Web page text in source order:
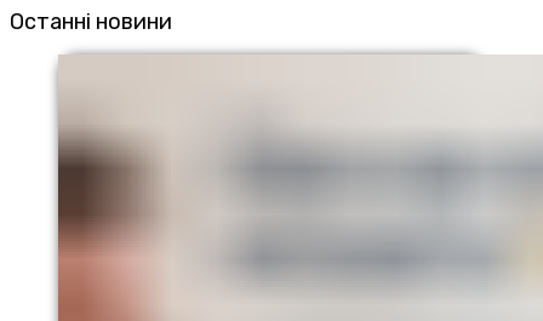
Останні новини